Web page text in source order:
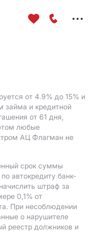
от 4.9% до 15% и
займа и кредитной
от 61 дня,
любые
АЦ Флагман не
срок суммы
автокредиту банк-
штраф за
0,1% от
При несоблюдении
о нарушителе
реестр должников и